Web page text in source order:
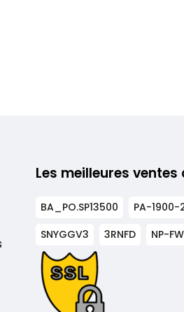
Les meilleures
BA_PO.SP13500 PA-1900-
SNYGGV3
3RNFD NP-